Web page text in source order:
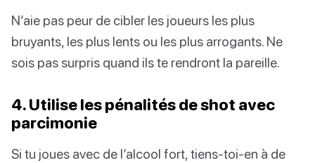
N’aie pas peur de cibler les joueurs les plus
bruyants, les plus lents ou les plus arrogants. Ne
sois pas surpris quand ils te rendront la pareille.
4. Utilise les pénalités de shot avec
parcimonie
Si tu joues avec de l’alcool fort, tiens-toi-en à de